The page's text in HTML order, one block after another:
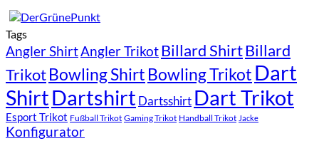
Tags
Angler ShirtAngler TrikotBillard ShirtBillard
TrikotBowling Shirt Bowling Trikot Dart
ShirtDartshirt Dartsshirt Dart Trikot
Esport Trikot Fußball Trikot Gaming Trikot Handball Trikot Jacke
Konfigurator